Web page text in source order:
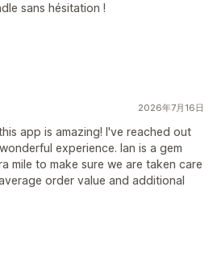
sans hésitation !
2026年7月16日
app is amazing! I've reached out
experience. Ian is a gem
mile to make sure we are taken care
order value and additional